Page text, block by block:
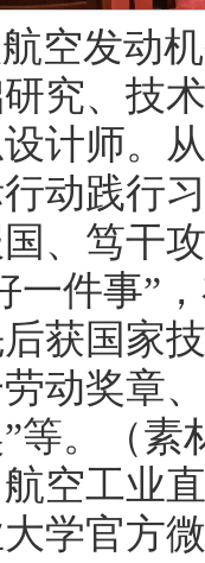
空发动
究、技
计师。
动践行
、笃干
一件事”
获国家
动奖章
等。（
空工业
学官方